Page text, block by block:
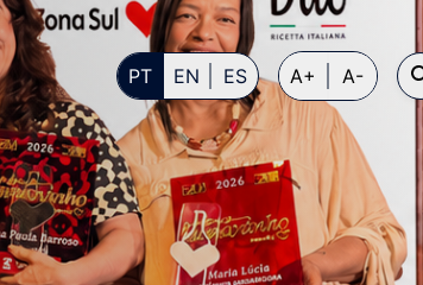
PT EN ES A+ A-